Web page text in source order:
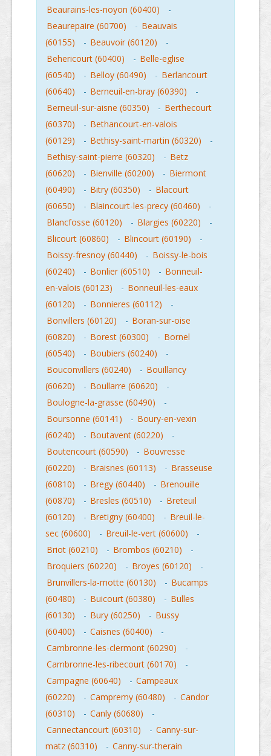
Beaurains-les-noyon (60400)
-
Beaurepaire (60700)
- Beauvais
(60155)
- Beauvoir (60120)
-
Behericourt (60400)
- Belle-eglise
(60540)
- Belloy (60490) - Berlancourt
(60640)
- Berneuil-en-bray (60390)
-
Berneuil-sur-aisne (60350)
- Berthecourt
(60370)
- Bethancourt-en-valois
(60129)
- Bethisy-saint-martin (60320)
-
Bethisy-saint-pierre (60320)
- Betz
(60620)
- Bienville (60200) - Biermont
(60490)
- Bitry (60350) - Blacourt
(60650)
- Blaincourt-les-precy (60460)
-
Blancfosse (60120)
- Blargies (60220)
-
Blicourt (60860)
- Blincourt (60190)
-
Boissy-fresnoy (60440)
- Boissy-le-bois
(60240)
- Bonlier (60510) - Bonneuil-
en-valois (60123)
- Bonneuil-les-eaux
(60120)
- Bonnieres (60112)
-
Bonvillers (60120)
- Boran-sur-oise
(60820)
- Borest (60300) - Bornel
(60540)
- Boubiers (60240)
-
Bouconvillers (60240)
- Bouillancy
(60620)
- Boullarre (60620)
-
Boulogne-la-grasse (60490)
-
Boursonne (60141)
- Boury-en-vexin
(60240)
- Boutavent (60220)
-
Boutencourt (60590)
- Bouvresse
(60220)
- Braisnes (60113) - Brasseuse
(60810)
- Bregy (60440) - Brenouille
(60870)
- Bresles (60510) - Breteuil
(60120)
- Bretigny (60400) - Breuil-le-
sec (60600)
- Breuil-le-vert (60600)
-
Briot (60210)
- Brombos (60210)
-
Broquiers (60220)
- Broyes (60120)
-
Brunvillers-la-motte (60130)
- Bucamps
(60480)
- Buicourt (60380) - Bulles
(60130)
- Bury (60250) - Bussy
(60400)
- Caisnes (60400)
-
Cambronne-les-clermont (60290)
-
Cambronne-les-ribecourt (60170)
-
Campagne (60640)
- Campeaux
(60220)
- Campremy (60480) - Candor
(60310)
- Canly (60680)
-
Cannectancourt (60310)
- Canny-sur-
matz (60310)
- Canny-sur-therain